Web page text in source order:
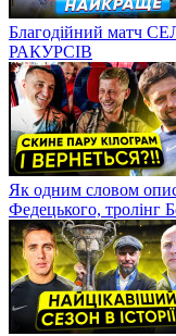
Благодійний матч
РАКУРСІВ
Як одним словом
Федецького, тролінг